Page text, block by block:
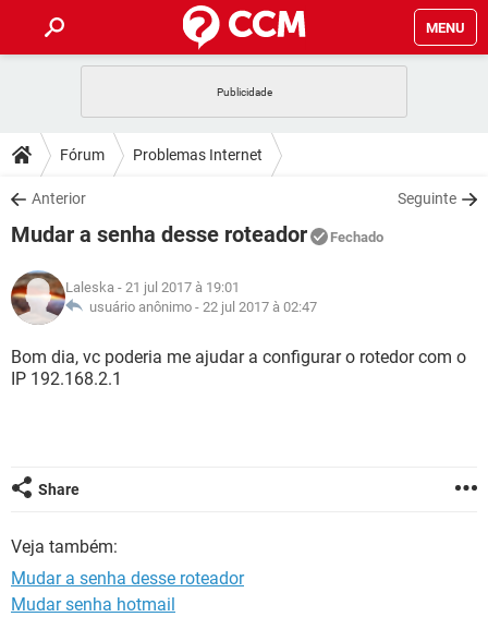
MENU
CELULAR FACEBOOK
OUTLOOK
INSTAGRAM GMAIL
GUIA DE COMPRAS
DICAS
JOGOS WHATSAPP
INSTAGRAM
GUIA DE COMPRAS
DOWNLOADS
JOGOS WHATSAPP
CELULAR
OUTLOOK EXCEL
INSTAGRAM GMAIL
GUIA DE COMPRAS
JOGOS
CELULAR
OUTLOOK EXCEL
GLOSSÁRIO
JOGOS WHATSAPP
CELULAR
GUIA DE COMPRAS
Fórum Problemas Internet
Anterior Seguinte
Mudar a senha desse roteador Fechado
Laleska - 21 jul 2017 à 19:01
usuário anônimo - 22 jul 2017 à 02:47
Bom dia, vc poderia me ajudar a configurar o rotedor com o
IP 192.168.2.1
Share
Veja também:
Mudar a senha desse roteador
Mudar senha hotmail